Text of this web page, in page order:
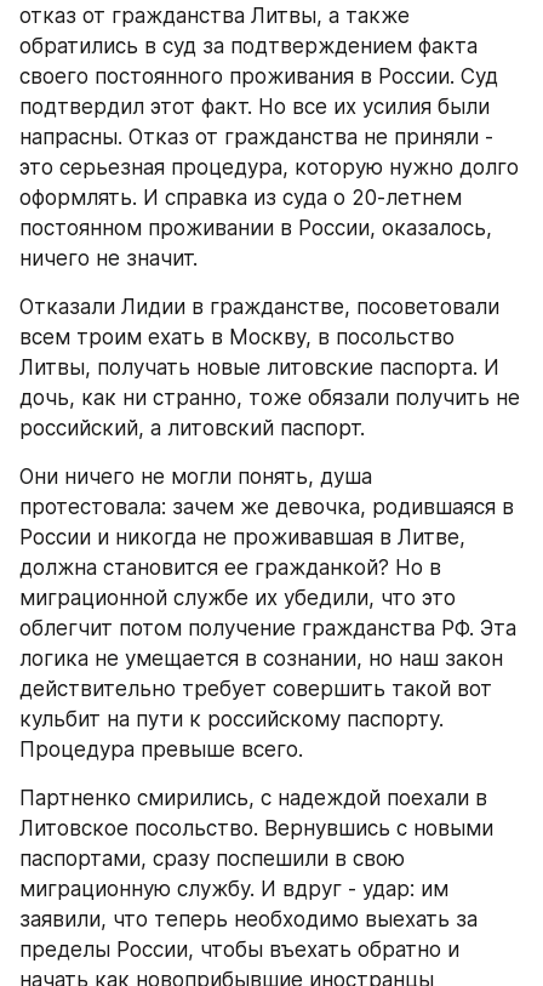
отказ от гражданства Литвы, а также
обратились в суд за подтверждением факта
своего постоянного проживания в России. Суд
подтвердил этот факт. Но все их усилия были
напрасны. Отказ от гражданства не приняли -
это серьезная процедура, которую нужно долго
оформлять. И справка из суда о 20-летнем
постоянном проживании в России, оказалось,
ничего не значит.
Отказали Лидии в гражданстве, посоветовали
всем троим ехать в Москву, в посольство
Литвы, получать новые литовские паспорта. И
дочь, как ни странно, тоже обязали получить не
российский, а литовский паспорт.
Они ничего не могли понять, душа
протестовала: зачем же девочка, родившаяся в
России и никогда не проживавшая в Литве,
должна становится ее гражданкой? Но в
миграционной службе их убедили, что это
облегчит потом получение гражданства РФ. Эта
логика не умещается в сознании, но наш закон
действительно требует совершить такой вот
кульбит на пути к российскому паспорту.
Процедура превыше всего.
Партненко смирились, с надеждой поехали в
Литовское посольство. Вернувшись с новыми
паспортами, сразу поспешили в свою
миграционную службу. И вдруг - удар: им
заявили, что теперь необходимо выехать за
пределы России, чтобы въехать обратно и
начать как новоприбывшие иностранцы